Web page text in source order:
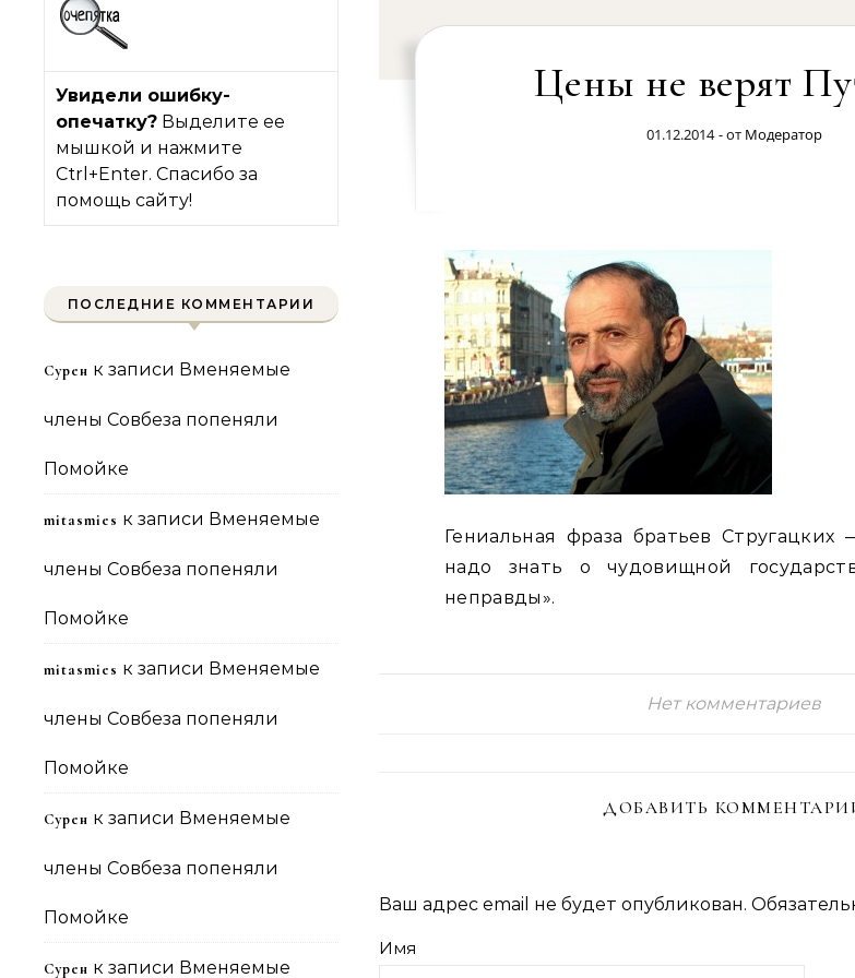
Увидели ошибку-
опечатку? Выделите ее
мышкой и нажмите
Ctrl+Enter. Спасибо за
помощь сайту!
ПОСЛЕДНИЕ КОММЕНТАРИИ
Сурен к записи Вменяемые
члены Совбеза попеняли
Помойке
mitasmies к записи Вменяемые
члены Совбеза попеняли
Помойке
mitasmies к записи Вменяемые
члены Совбеза попеняли
Помойке
Сурен к записи Вменяемые
члены Совбеза попеняли
Помойке
Сурен к записи Вменяемые
Цены не верят
01.12.2014 - от Модератор
Гениальная фраза братьев
надо знать о чудовищной
неправды».
Нет комментариев
ДОБАВИТЬ
Ваш адрес email не будет опубликован.
Имя